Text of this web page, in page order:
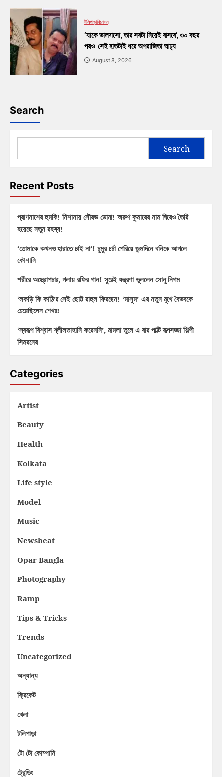
টলিপাড়াবিনোদন
‘যাকে ভালবাসো, তার সবটা নিয়েই বাসবে’, ৩০ বছর
পরও সেই হাতটাই ধরে অপরাজিতা আঢ্য
August 8, 2026
Search
Search
Recent Posts
প্রাণনাশের হুমকি! নিশানায় সৌরভ-ডোনা! অরুণ কুমারের নাম ঘিরেও তৈরি
হয়েছে নতুন রহস্য!
‘তোমাকে কখনও হারাতে চাই না’! চুমুর চর্চা পেরিয়ে জন্মদিনে বনিকে আগলে
কৌশানি
শরীরে অস্ত্রোপচার, গলায় রফির গান! সুরেই যন্ত্রণা ভুললেন সোনু নিগম
‘লকড়ি কি কাঠি’র সেই ছোট্ট রাহুল ফিরছেন! ‘মাসুম’-এর নতুন মুখে বৈভবকে
চেয়েছিলেন শেখর!
‘স্বরূপ বিশ্বাস শ্লীলতাহানি করেননি’, মামলা তুলে এ বার পাল্টি রূপসজ্জা শিল্পী
সিমরনের
Categories
Artist
Beauty
Health
Kolkata
Life style
Model
Music
Newsbeat
Opar Bangla
Photography
Ramp
Tips & Tricks
Trends
Uncategorized
অন্যান্য
ক্রিকেট
খেলা
টলিপাড়া
টো টো কোম্পানি
ট্রেন্ডিং